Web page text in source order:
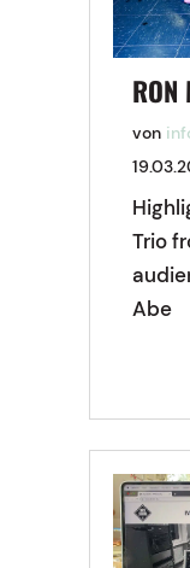
RON
von
Trio
Abe